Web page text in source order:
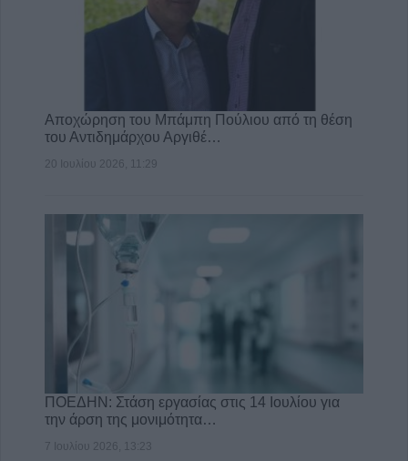
Αποχώρηση του Μπάμπη Πούλιου από τη θέση
του Αντιδημάρχου Αργιθέ…
20 Ιουλίου 2026, 11:29
ΠΟΕΔΗΝ: Στάση εργασίας στις 14 Ιουλίου για
την άρση της μονιμότητα…
7 Ιουλίου 2026, 13:23